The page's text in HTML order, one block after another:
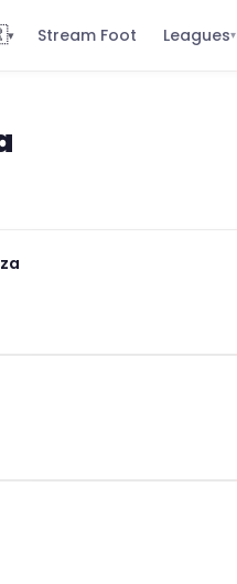
▾ Stream Foot Leagues▾